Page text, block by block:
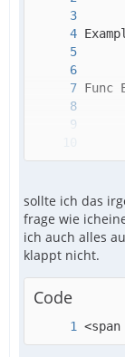
sollte ich das
frage wie
ich auch alles
klappt nicht.
Code